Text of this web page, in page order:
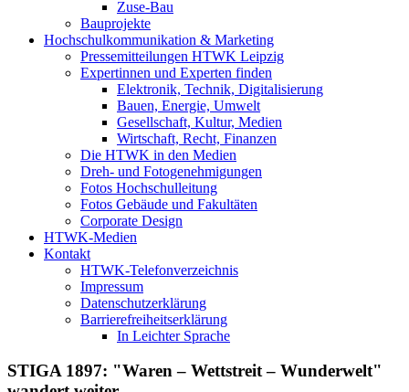
Zuse-Bau
Bauprojekte
Hochschulkommunikation & Marketing
Pressemitteilungen HTWK Leipzig
Expertinnen und Experten finden
Elektronik, Technik, Digitalisierung
Bauen, Energie, Umwelt
Gesellschaft, Kultur, Medien
Wirtschaft, Recht, Finanzen
Die HTWK in den Medien
Dreh- und Fotogenehmigungen
Fotos Hochschulleitung
Fotos Gebäude und Fakultäten
Corporate Design
HTWK-Medien
Kontakt
HTWK-Telefonverzeichnis
Impressum
Datenschutzerklärung
Barrierefreiheitserklärung
In Leichter Sprache
STIGA 1897: "Waren – Wettstreit – Wunderwelt"